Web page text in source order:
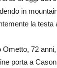
in
la testa
Ometto, 72
porta a